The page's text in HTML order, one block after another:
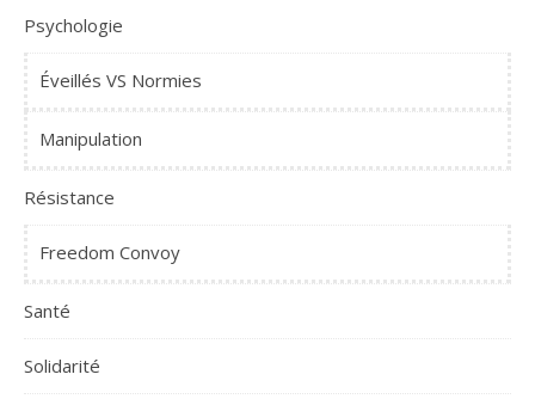
Psychologie
Éveillés VS Normies
Manipulation
Résistance
Freedom Convoy
Santé
Solidarité